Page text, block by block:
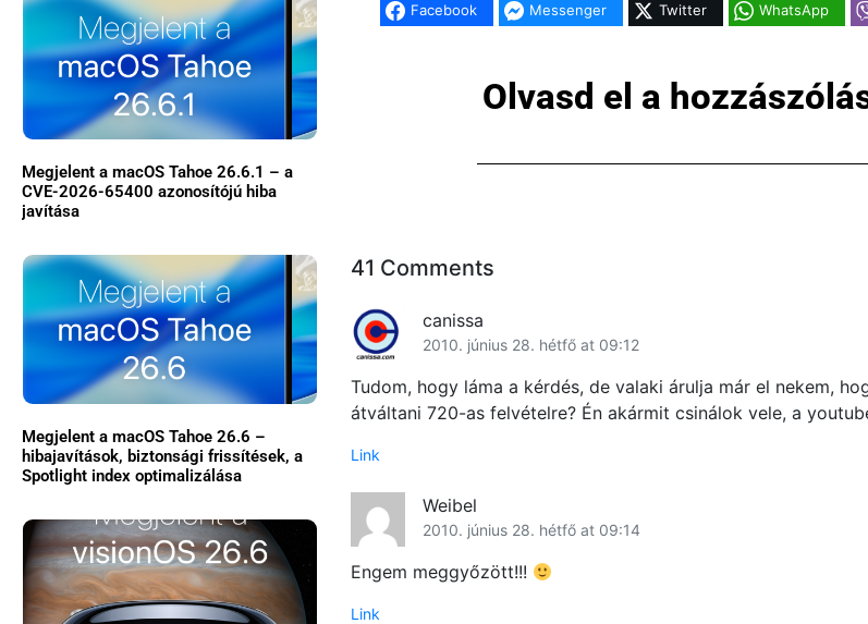
Megjelent a macOS Tahoe 26.6.1 – a
CVE-2026-65400 azonosítójú hiba
javítása
Megjelent a macOS Tahoe 26.6 –
hibajavítások, biztonsági frissítések, a
Spotlight index optimalizálása
Facebook Messenger Twitter WhatsApp
Olvasd el a
41 Comments
canissa
2010. június 28. hétfő at 09:12
Tudom, hogy láma a kérdés, de valaki árulja már el nekem,
átváltani 720-as felvételre? Én akármit csinálok vele, a
Link
Weibel
2010. június 28. hétfő at 09:14
Engem meggyőzött!!!
Link